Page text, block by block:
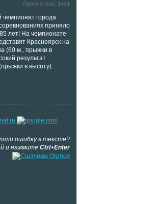
Просмотров: 1441
чемпионат города
приняло
лет! На чемпионате
Красноярск на
(60 м., прыжки в
результат
в высоту).
ошибку в тексте?
и нажмите Ctrl+Enter